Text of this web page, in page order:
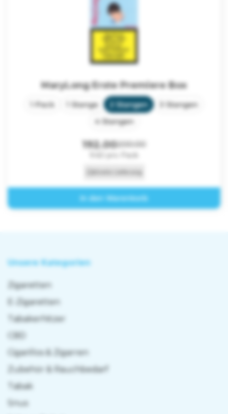
MaryLong Erste Premiere Box
Unsere Kategorien
Zigaretten
E-Zigaretten
Tabakerhitzer
CBD
Cigarillos & Zigarren
Zubehör & Rauchbedarf
Tabak
Snus